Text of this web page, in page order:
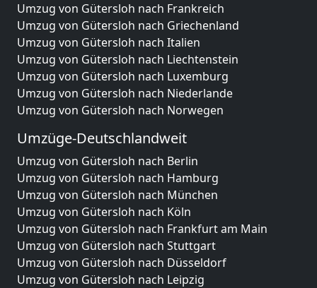
Umzug von Gütersloh nach Frankreich
Umzug von Gütersloh nach Griechenland
Umzug von Gütersloh nach Italien
Umzug von Gütersloh nach Liechtenstein
Umzug von Gütersloh nach Luxemburg
Umzug von Gütersloh nach Niederlande
Umzug von Gütersloh nach Norwegen
Umzüge-Deutschlandweit
Umzug von Gütersloh nach Berlin
Umzug von Gütersloh nach Hamburg
Umzug von Gütersloh nach München
Umzug von Gütersloh nach Köln
Umzug von Gütersloh nach Frankfurt am Main
Umzug von Gütersloh nach Stuttgart
Umzug von Gütersloh nach Düsseldorf
Umzug von Gütersloh nach Leipzig